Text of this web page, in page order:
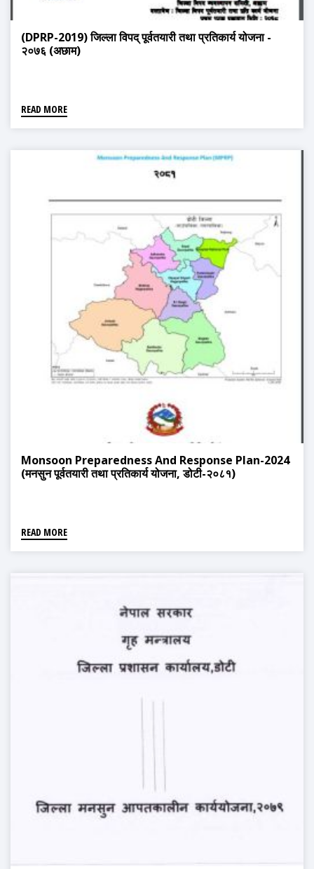
(DPRP-2019) जिल्ला विपद् पूर्वतयारी तथा प्रतिकार्य योजना -
२०७६ (अछाम)
READ MORE
Monsoon Preparedness And Response Plan-2024
(मनसुन पूर्वतयारी तथा प्रतिकार्य योजना, डोटी-२०८१)
READ MORE